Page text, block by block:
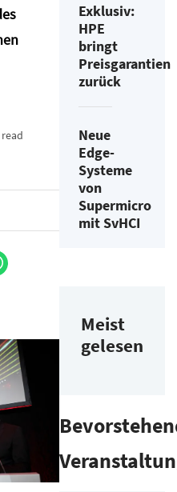
Exklusiv:
HPE
bringt
Preisgarantien
zurück
Neue
Edge-
Systeme
von
Supermicro
mit SvHCI
Meist
gelesen